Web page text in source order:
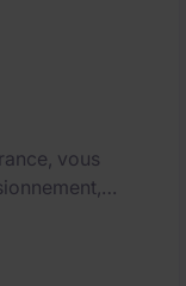
vous
pour
globale.